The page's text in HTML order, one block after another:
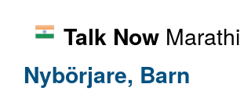
Talk Now Marathi
Nybörjare, Barn